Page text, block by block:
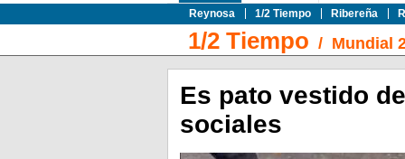
Reynosa
1/2 Tiempo Ribereña
1/2 Tiempo / Mundial
Es pato vestido
sociales